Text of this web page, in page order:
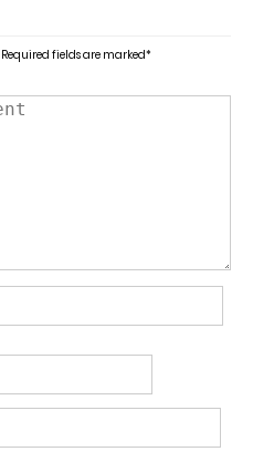
Required fields are marked*